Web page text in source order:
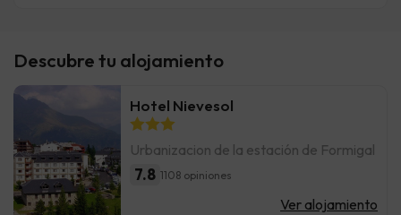
Descubre tu alojamiento
Hotel Nievesol
Urbanizacion de la estación de Formigal
7.8 1108 opiniones
Ver alojamiento